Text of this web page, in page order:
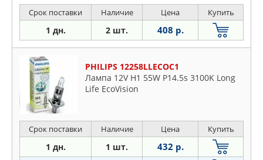
Срок поставки Наличие Цена Купить
1 дн. 2 шт. 408 р.
PHILIPS 12258LLECOC1
Лампа 12V H1 55W P14.5s 3100K Long
Life EcoVision
Срок поставки Наличие Цена Купить
1 дн. 1 шт. 432 р.